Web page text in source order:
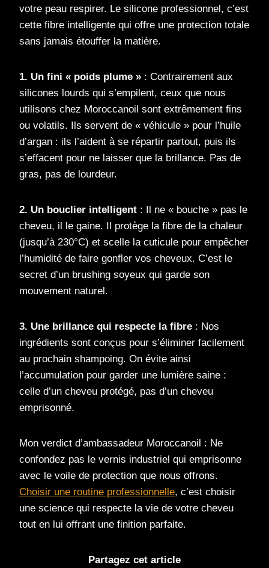
votre peau respirer. Le silicone professionnel, c’est
cette fibre intelligente qui offre une protection totale
sans jamais étouffer la matière.
1. Un fini « poids plume » : Contrairement aux
silicones lourds qui s’empilent, ceux que nous
utilisons chez Moroccanoil sont extrêmement fins
ou volatils. Ils servent de « véhicule » pour l’huile
d’argan : ils l’aident à se répartir partout, puis ils
s’effacent pour ne laisser que la brillance. Pas de
gras, pas de lourdeur.
2. Un bouclier intelligent : Il ne « bouche » pas le
cheveu, il le gaine. Il protège la fibre de la chaleur
(jusqu’à 230°C) et scelle la cuticule pour empêcher
l’humidité de faire gonfler vos cheveux. C’est le
secret d’un brushing soyeux qui garde son
mouvement naturel.
3. Une brillance qui respecte la fibre : Nos
ingrédients sont conçus pour s’éliminer facilement
au prochain shampoing. On évite ainsi
l’accumulation pour garder une lumière saine :
celle d’un cheveu protégé, pas d’un cheveu
emprisonné.
Mon verdict d’ambassadeur Moroccanoil : Ne
confondez pas le vernis industriel qui emprisonne
avec le voile de protection que nous offrons.
Choisir une routine professionnelle, c’est choisir
une science qui respecte la vie de votre cheveu
tout en lui offrant une finition parfaite.
Partagez cet article